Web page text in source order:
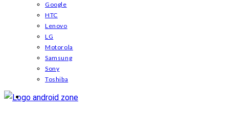
Google
HTC
Lenovo
LG
Motorola
Samsung
Sony
Toshiba